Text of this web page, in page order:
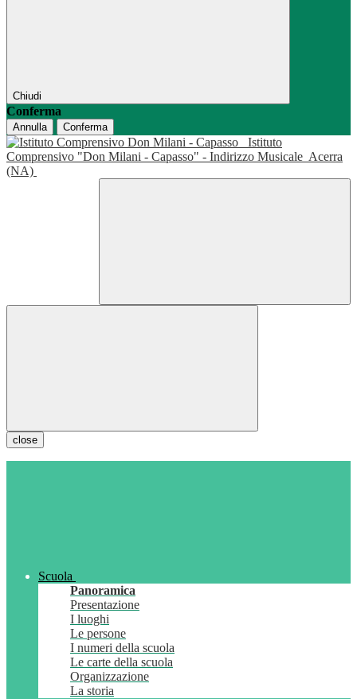
Chiudi
Conferma
Annulla Conferma
Istituto
Comprensivo "Don Milani - Capasso" - Indirizzo Musicale Acerra
(NA)
close
Scuola
Panoramica
Presentazione
I luoghi
Le persone
I numeri della scuola
Le carte della scuola
Organizzazione
La storia